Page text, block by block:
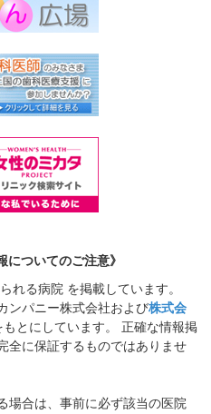
についてのご注意》
れる病院 を掲載しています。
ンパニー株式会社および株式会
とにしています。 正確な情報掲
全に保証するものではありませ
場合は、事前に必ず該当の医院